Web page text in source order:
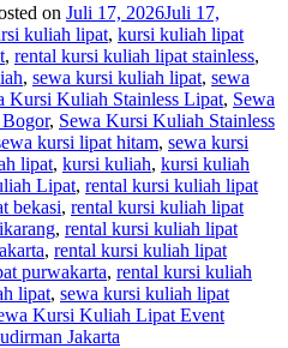
on Juli 17, 2026Juli 17,
kuliah lipat, kursi kuliah lipat
, rental kursi kuliah lipat stainless,
, sewa kursi kuliah lipat, sewa
Kursi Kuliah Stainless Lipat, Sewa
, Sewa Kursi Kuliah Stainless
kursi lipat hitam, sewa kursi
lipat, kursi kuliah, kursi kuliah
Lipat, rental kursi kuliah lipat
bekasi, rental kursi kuliah lipat
, rental kursi kuliah lipat
, rental kursi kuliah lipat
purwakarta, rental kursi kuliah
lipat, sewa kursi kuliah lipat
Kursi Kuliah Lipat Event
Jakarta